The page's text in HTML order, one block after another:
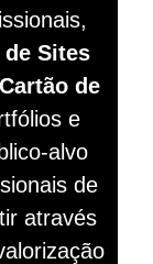
Sites
Cartão de
e
alvo
de
através